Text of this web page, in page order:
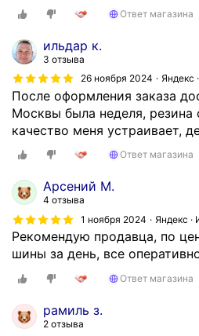
к
п
н
и
з
з
и
н
о
Ответ магазина
ильдар к.
3 отзыва
26 ноября 2024
Яндекс
После оформления заказа
Москвы была неделя, резина
качество меня устраивает,
Ответ магазина
Арсений М.
4 отзыва
1 ноября 2024
Яндекс ·
Рекомендую продавца, по
шины за день, все
Ответ магазина
рамиль з.
2 отзыва